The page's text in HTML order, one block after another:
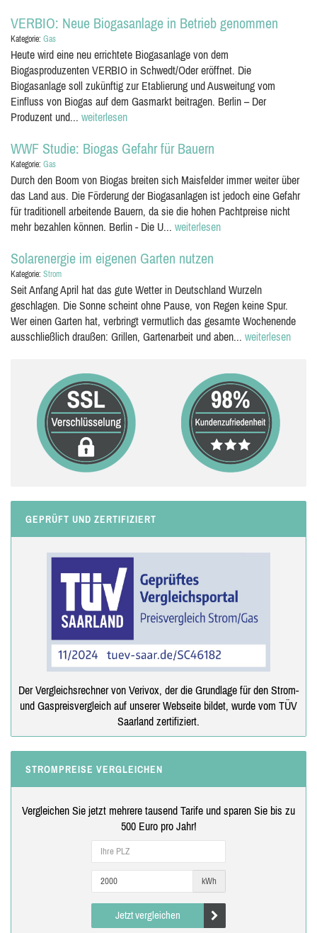
VERBIO: Neue Biogasanlage in Betrieb genommen
Kategorie: Gas
Heute wird eine neu errichtete Biogasanlage von dem
Biogasproduzenten VERBIO in Schwedt/Oder eröffnet. Die
Biogasanlage soll zukünftig zur Etablierung und Ausweitung vom
Einfluss von Biogas auf dem Gasmarkt beitragen. Berlin – Der
Produzent und... weiterlesen
WWF Studie: Biogas Gefahr für Bauern
Kategorie: Gas
Durch den Boom von Biogas breiten sich Maisfelder immer weiter über
das Land aus. Die Förderung der Biogasanlagen ist jedoch eine Gefahr
für traditionell arbeitende Bauern, da sie die hohen Pachtpreise nicht
mehr bezahlen können. Berlin - Die U... weiterlesen
Solarenergie im eigenen Garten nutzen
Kategorie: Strom
Seit Anfang April hat das gute Wetter in Deutschland Wurzeln
geschlagen. Die Sonne scheint ohne Pause, von Regen keine Spur.
Wer einen Garten hat, verbringt vermutlich das gesamte Wochenende
ausschließlich draußen: Grillen, Gartenarbeit und aben... weiterlesen
GEPRÜFT UND ZERTIFIZIERT
Der Vergleichsrechner von Verivox, der die Grundlage für den Strom-
und Gaspreisvergleich auf unserer Webseite bildet, wurde vom TÜV
Saarland zertifiziert.
STROMPREISE VERGLEICHEN
Vergleichen Sie jetzt mehrere tausend Tarife und sparen Sie bis zu
500 Euro pro Jahr!
kWh
Jetzt vergleichen